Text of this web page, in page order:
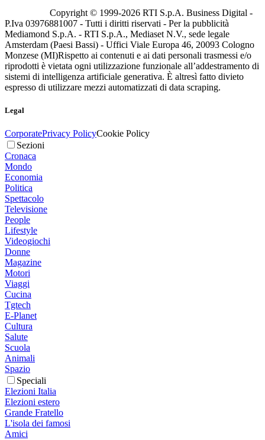
Copyright © 1999-2026 RTI S.p.A. Business Digital -
P.Iva 03976881007 - Tutti i diritti riservati - Per la pubblicità
Mediamond S.p.A. - RTI S.p.A., Mediaset N.V., sede legale
Amsterdam (Paesi Bassi) - Uffici Viale Europa 46, 20093 Cologno
Monzese (MI)Rispetto ai contenuti e ai dati personali trasmessi e/o
riprodotti è vietata ogni utilizzazione funzionale all’addestramento di
sistemi di intelligenza artificiale generativa. È altresì fatto divieto
espresso di utilizzare mezzi automatizzati di data scraping.
Legal
CorporatePrivacy PolicyCookie Policy
Sezioni
Cronaca
Mondo
Economia
Politica
Spettacolo
Televisione
People
Lifestyle
Videogiochi
Donne
Magazine
Motori
Viaggi
Cucina
Tgtech
E-Planet
Cultura
Salute
Scuola
Animali
Spazio
Speciali
Elezioni Italia
Elezioni estero
Grande Fratello
L'isola dei famosi
Amici